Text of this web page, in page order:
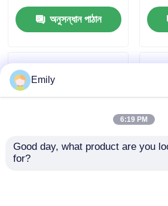
গুণমান নিয়ন্ত্রণ
খবর
প্রসারিত ধাতু তারের জাল
অনুসন্ধান পাঠান
Emily
6:19 PM
Good day, what product are you
for?